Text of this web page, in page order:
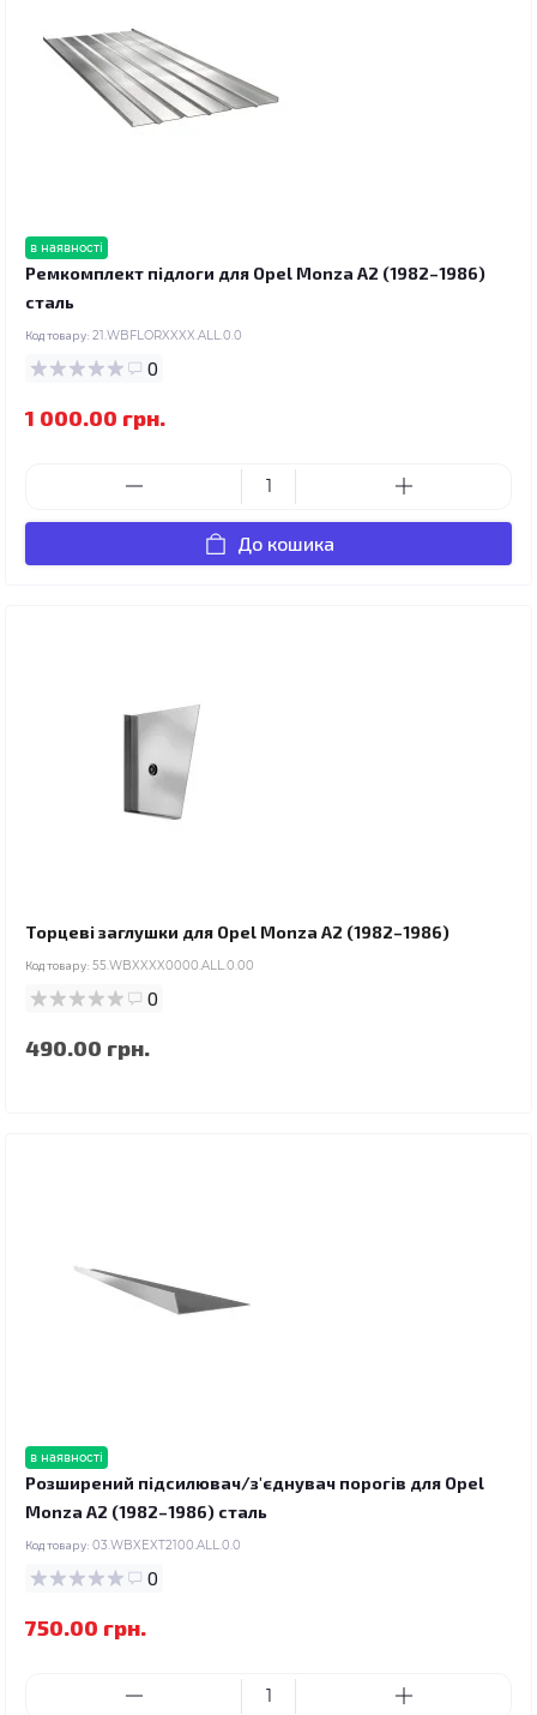
в наявності
Ремкомплект підлоги для Opel Monza A2 (1982–1986)
сталь
Код товару: 21.WBFLORXXXX.ALL.0.0
0
1 000.00 грн.
До кошика
Торцеві заглушки для Opel Monza A2 (1982–1986)
Код товару: 55.WBXXXX0000.ALL.0.00
0
490.00 грн.
в наявності
Розширений підсилювач/з'єднувач порогів для Opel
Monza A2 (1982–1986) сталь
Код товару: 03.WBXEXT2100.ALL.0.0
0
750.00 грн.